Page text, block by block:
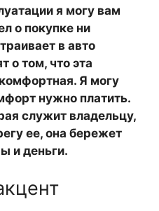
я могу вам
о покупке ни
в авто
о том, что эта
Я могу
нужно платить.
служит владельцу,
ее, она бережет
и деньги.